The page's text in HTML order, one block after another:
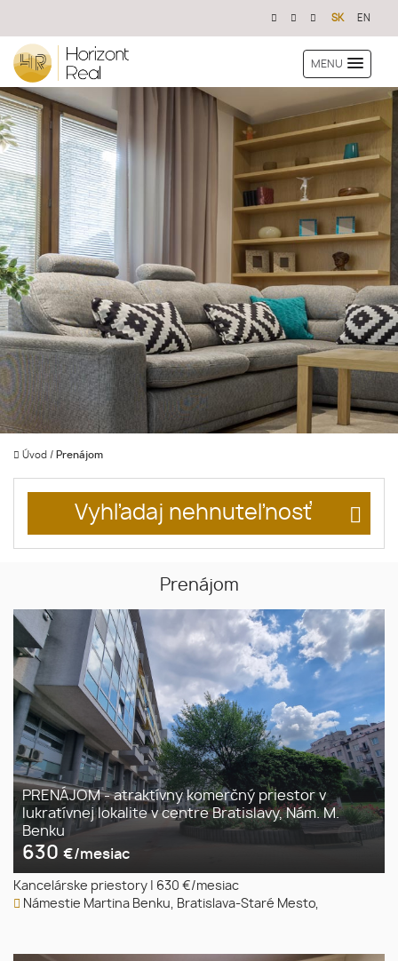
SK EN
MENU
Úvod / Prenájom
Vyhľadaj nehnuteľnosť
Prenájom
PRENÁJOM - atraktívny komerčný priestor v
lukratívnej lokalite v centre Bratislavy, Nám. M.
Benku
630 €/mesiac
Kancelárske priestory
630 €/mesiac
Námestie Martina Benku, Bratislava-Staré Mesto,